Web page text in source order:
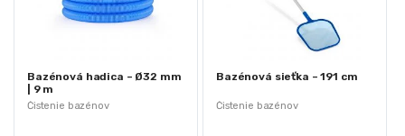
Čistenie bazénov
Bazénová hadica – Ø32 mm
| 9 m
Čistenie bazénov
Bazénová sieťka – 191 cm